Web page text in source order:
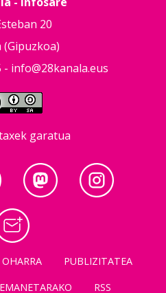
20
(Gipuzkoa)
- info@28kanala.eus
garatua
OHARRA
PUBLIZITATEA
RSS